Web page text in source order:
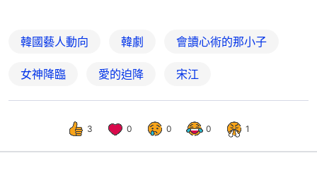
韓國藝人動向 韓劇 會讀心術的那小子
女神降臨 愛的迫降 宋江
3 0 0 0 1